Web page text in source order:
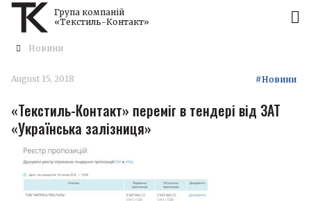
Група компаній
«Текстиль-Контакт»
Новини
August 15, 2018 #Новини
«Текстиль-Контакт» переміг в тендері від ЗАТ
«Українська залізниця»